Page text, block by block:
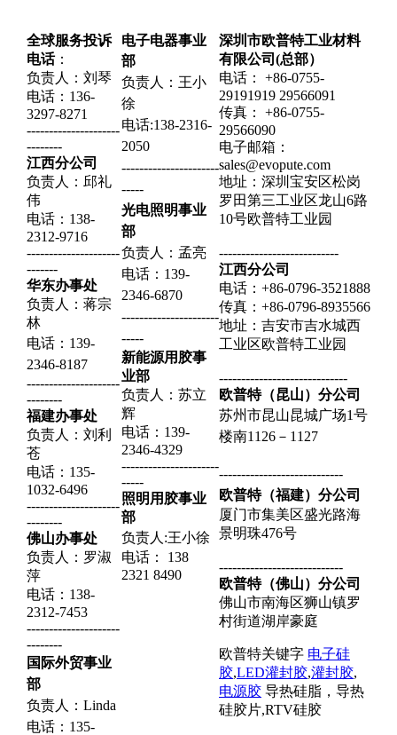
全球服务投诉
电话：
负责人： 刘琴
电话： 136-
3297-8271
---------------------
--------
江西分公司
负责人：邱礼
伟
电话： 138-
2312-9716
---------------------
-------
华东办事处
负责人：蒋宗
林
电话： 139-
2346-8187
---------------------
--------
福建办事处
负责人：刘利
苍
电话：135-
1032-6496
---------------------
--------
佛山办事处
负责人：罗淑
萍
电话： 138-
2312-7453
---------------------
--------
国际外贸事业
部
负责人：Linda
电话： 135-
电子电器事业
部
负责人：王小
徐
电话:138-2316-
2050
----------------------
-----
光电照明事业
部
负责人： 孟亮
电话：139-
2346-6870
----------------------
-----
新能源用胶事
业部
负责人：苏立
辉
电话：139-
2346-4329
----------------------
-----
照明用胶事业
部
负责人:王小徐
电话：
138
2321 8490
深圳市欧普特工业材料
有限公司(总部）
电话： +86-0755-
29191919 29566091
传真： +86-0755-
29566090
电子邮箱：
sales@evopute.com
地址：深圳宝安区松岗
罗田第三工业区龙山6路
10号欧普特工业园
---------------------------
江西分公司
电话：+86-0796-3521888
传真：+86-0796-8935566
地址：吉安市吉水城西
工业区欧普特工业园
-----------------------------
欧普特（昆山）分公司
苏州市昆山昆城广场1号
楼南1126－1127
----------------------------
欧普特（福建）分公司
厦门市集美区盛光路海
景明珠476号
----------------------------
欧普特（佛山）分公司
佛山市南海区狮山镇罗
村街道湖岸豪庭
欧普特关键字 电子硅
胶,LED灌封胶,灌封胶,
电源胶 导热硅脂，导热
硅胶片,RTV硅胶